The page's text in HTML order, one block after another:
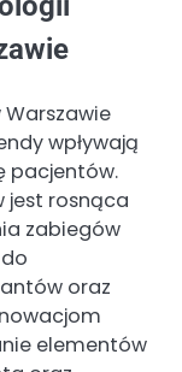
wpływają
pacjentów.
jest rosnąca
zabiegów
oraz
elementów